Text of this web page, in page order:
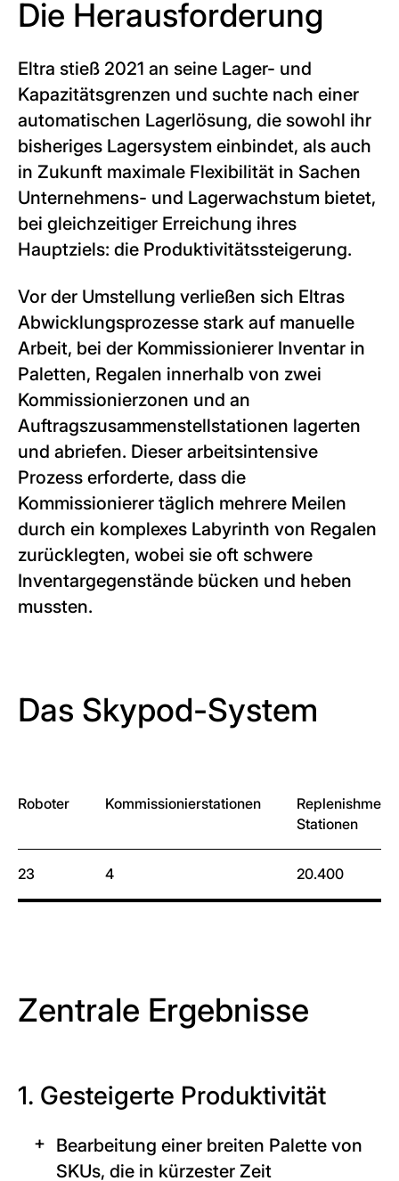
Die Herausforderung
Eltra stieß 2021 an seine Lager- und
Kapazitätsgrenzen und suchte nach einer
automatischen Lagerlösung, die sowohl ihr
bisheriges Lagersystem einbindet, als auch
in Zukunft maximale Flexibilität in Sachen
Unternehmens- und Lagerwachstum bietet,
bei gleichzeitiger Erreichung ihres
Hauptziels: die Produktivitätssteigerung.
Vor der Umstellung verließen sich Eltras
Abwicklungsprozesse stark auf manuelle
Arbeit, bei der Kommissionierer Inventar in
Paletten, Regalen innerhalb von zwei
Kommissionierzonen und an
Auftragszusammenstellstationen lagerten
und abriefen. Dieser arbeitsintensive
Prozess erforderte, dass die
Kommissionierer täglich mehrere Meilen
durch ein komplexes Labyrinth von Regalen
zurücklegten, wobei sie oft schwere
Inventargegenstände bücken und heben
mussten.
Das Skypod-System
Roboter Kommissionierstationen
Replenishment
Stationen
23 4 20.400
Zentrale Ergebnisse
1. Gesteigerte Produktivität
Bearbeitung einer breiten Palette von
SKUs, die in kürzester Zeit